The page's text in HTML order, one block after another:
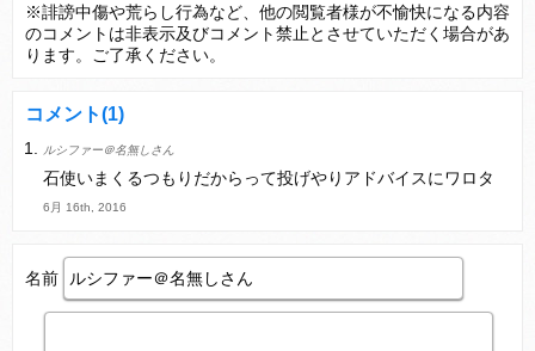
変な所でセーブして詰んだゲーム、貴方にはありますか？
Powered by livedoor 相互RSS
※誹謗中傷や荒らし行為など、他の閲覧者様が不愉快になる内容
のコメントは非表示及びコメント禁止とさせていただく場合があ
ります。ご了承ください。
コメント(1)
ルシファー＠名無しさん
石使いまくるつもりだからって投げやりアドバイスにワロタ
6月 16th, 2016
名前